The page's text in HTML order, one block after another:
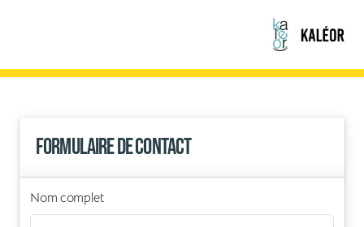
Formulaire de contact
Nom complet